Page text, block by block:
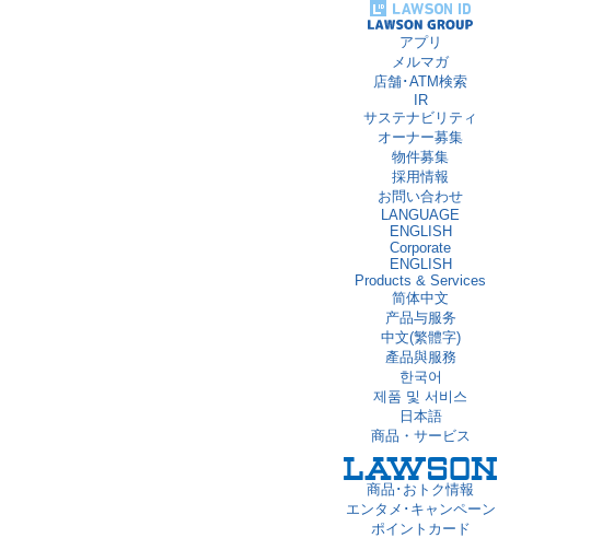
アプリ
メルマガ
店舗･ATM検索
IR
サステナビリティ
オーナー募集
物件募集
採用情報
お問い合わせ
LANGUAGE
ENGLISH
Corporate
ENGLISH
Products & Services
简体中文
产品与服务
中文(繁體字)
產品與服務
한국어
제품 및 서비스
日本語
商品・サービス
商品･おトク情報
エンタメ･キャンペーン
ポイントカード